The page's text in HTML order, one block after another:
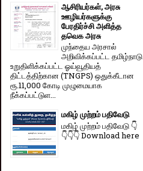
ஆசிரியர்கள், அரசு
ஊழியர்களுக்கு
பேரதிர்ச்சி அளித்த
தவெக அரசு
முந்தைய அரசால்
அறிவிக்கப்பட்ட தமிழ்நாடு
உறுதிளிக்கப்பட்ட ஓய்வூதியத்
திட்டத்திற்கான (TNGPS) ஒதுக்கீடான
ரூ.11,000 கோடி முழுமையாக
நீக்கப்பட்டுள...
மகிழ் முற்றம் பதிவேடு
மகிழ் முற்றம் பதிவேடு 👇
👇👇👇 Download here